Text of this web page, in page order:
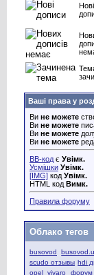
Нові
Ваші права у
Ви не можете
Ви не можете
Ви не можете
Ви не можете
BB-код є Увімк.
Усмішки Увімк.
[IMG] код Увімк.
HTML код Вимк.
Правила форуму
Облако тегов
busovod
scudo отзывы hdi
opel vivaro форум